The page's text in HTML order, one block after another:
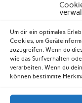
Um dir ein optimales
Cookies, um
zuzugreifen. Wenn du
wie das Surfverhalten
verarbeiten. Wenn du
können bestimmte